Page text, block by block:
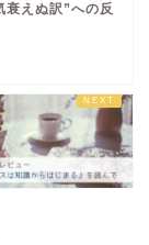
えぬ訳”への反